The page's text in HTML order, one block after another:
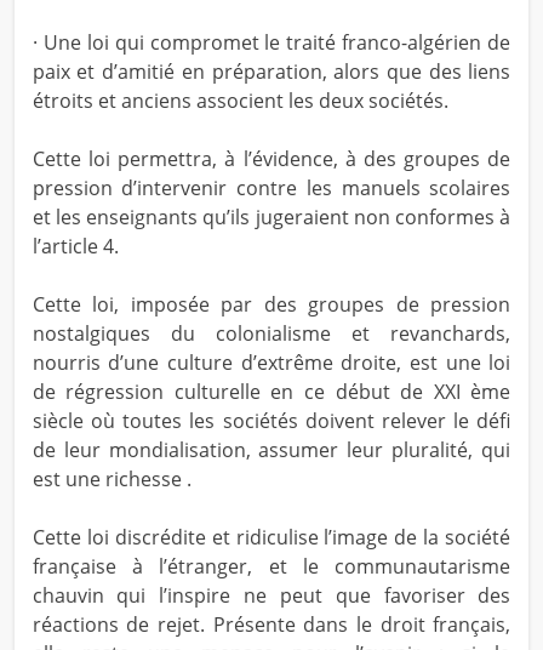
· Une loi qui compromet le traité franco-algérien de
paix et d’amitié en préparation, alors que des liens
étroits et anciens associent les deux sociétés.
Cette loi permettra, à l’évidence, à des groupes de
pression d’intervenir contre les manuels scolaires
et les enseignants qu’ils jugeraient non conformes à
l’article 4.
Cette loi, imposée par des groupes de pression
nostalgiques du colonialisme et revanchards,
nourris d’une culture d’extrême droite, est une loi
de régression culturelle en ce début de XXI ème
siècle où toutes les sociétés doivent relever le défi
de leur mondialisation, assumer leur pluralité, qui
est une richesse .
Cette loi discrédite et ridiculise l’image de la société
française à l’étranger, et le communautarisme
chauvin qui l’inspire ne peut que favoriser des
réactions de rejet. Présente dans le droit français,